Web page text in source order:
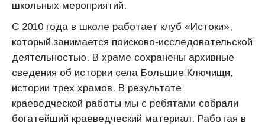
школьных мероприятий.
С 2010 года в школе работает клуб «Истоки»,
который занимается поисково-исследовательской
деятельностью. В храме сохранены архивные
сведения об истории села Большие Ключищи,
истории трех храмов. В результате
краеведческой работы мы с ребятами собрали
богатейший краеведческий материал. Работая в